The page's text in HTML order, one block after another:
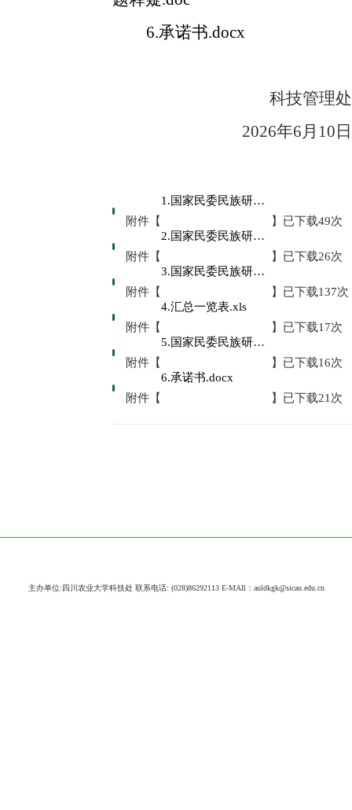
6.承诺书.docx
科技管理处
2026年6月 10 日
附件【
1.国家民委民族研究项目课题申请表.doc
】已下载49次
附件【
2.国家民委民族研究项目课题论证活页.doc
】已下载26次
附件【
3.国家民委民族研究项目 2026年度课题指南.doc
】已下载137次
附件【
4.汇总一览表.xls
】已下载17次
附件【
5.国家民委民族研究项目2026年度公开招标课题申报常见问题释疑.doc
】已下载16次
附件【
6.承诺书.docx
】已下载21次
主办单位:四川农业大学科技处 联系电话: (028)86292113 E-MAIl：auldkgk@sicau.edu.cn